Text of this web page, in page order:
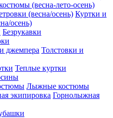
(весна-лето-осень)
Куртки и
осень)
Безрукавки
Толстовки и
Теплые куртки
Лыжные костюмы
Горнолыжная